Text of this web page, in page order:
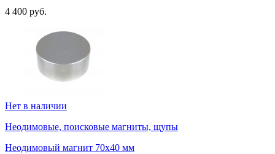
4 400 руб.
Нет в наличии
Неодимовые, поисковые магниты, щупы
Неодимовый магнит 70х40 мм